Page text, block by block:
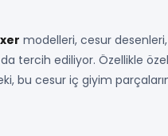
modelleri, cesur desenleri,
tercih ediliyor. Özellikle
bu cesur iç giyim